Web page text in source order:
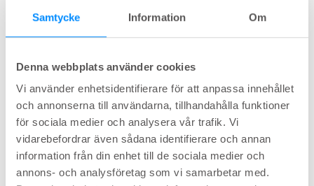
Samtycke Information Om
Denna webbplats använder cookies
Vi använder enhetsidentifierare för att anpassa innehållet
och annonserna till användarna, tillhandahålla funktioner
för sociala medier och analysera vår trafik. Vi
vidarebefordrar även sådana identifierare och annan
information från din enhet till de sociala medier och
annons- och analysföretag som vi samarbetar med.
Förlust av muskeltonus i urinblåsan och
slutmuskeln.
(på grund av att denna region är ansvarig
för tömning av reflexblåsan).
Skador under reflexcentret påverkar några
eller alla nerver i denna region, beroende på
typ av skada.
Om alla nervrötter påverkas kan blåsan inte